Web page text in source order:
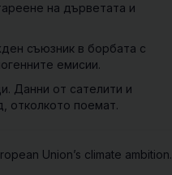
на дърветата и
съюзник в борбата с
емисии.
Данни от сателити и
отколкото поемат.
Union’s climate ambition.